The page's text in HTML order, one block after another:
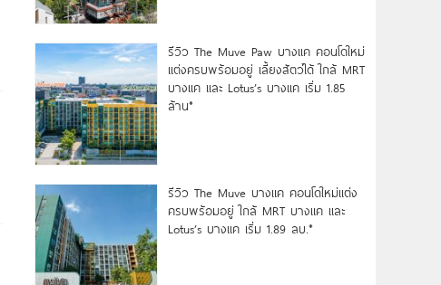
รีวิว The Muve Paw บางแค คอนโดใหม่
แต่งครบพร้อมอยู่ เลี้ยงสัตว์ได้ ใกล้ MRT
บางแค และ Lotus’s บางแค เริ่ม 1.85
ล้าน*
รีวิว The Muve บางแค คอนโดใหม่แต่ง
ครบพร้อมอยู่ ใกล้ MRT บางแค และ
Lotus’s บางแค เริ่ม 1.89 ลบ.*